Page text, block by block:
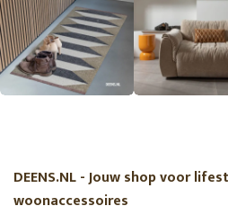
DEENS.NL - Jouw shop voor
woonaccessoires